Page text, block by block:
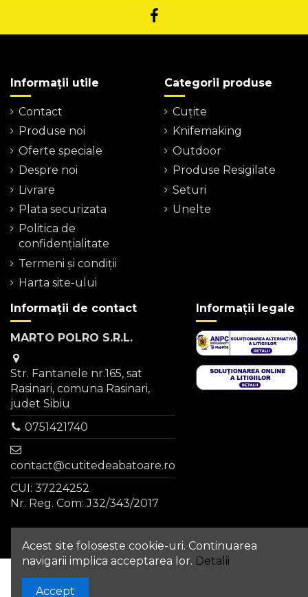
Informații utile
Contact
Produse noi
Oferte speciale
Despre noi
Livrare
Plata securizata
Politica de
confidențialitate
Termeni şi condiţii
Harta site-ului
Categorii produse
Cuțite
Knifemaking
Outdoor
Produse Resigilate
Seturi
Unelte
Informații de contact
MARTO POLRO S.R.L.
Str. Fantanele nr.165, sat
Rasinari, comuna Rasinari,
judet Sibiu
0751421740
contact@cutitedeabatoare.ro
CUI: 37224252
Nr. Reg. Com: J32/343/2017
Informații legale
Acest site foloseste cookie-uri. Continuarea
navigarii implica acceptarea lor. Detalii
Accept